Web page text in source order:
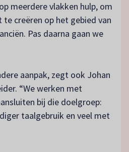
meerdere vlakken hulp, om
creëren op het gebied van
Pas daarna gaan we
aanpak, zegt ook Johan
“We werken met
bij die doelgroep:
taalgebruik en veel met